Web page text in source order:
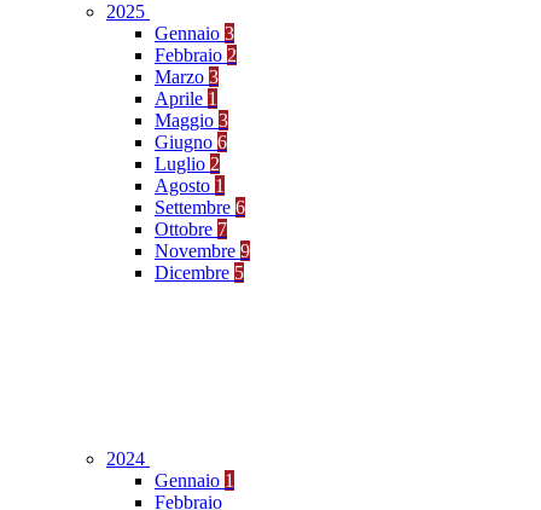
2025
Gennaio 3
Febbraio 2
Marzo 3
Aprile 1
Maggio 3
Giugno 6
Luglio 2
Agosto 1
Settembre 6
Ottobre 7
Novembre 9
Dicembre 5
2024
Gennaio 1
Febbraio